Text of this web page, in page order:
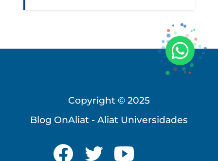
Copyright © 2025
Blog OnAliat - Aliat Universidades
Universidad Virtual